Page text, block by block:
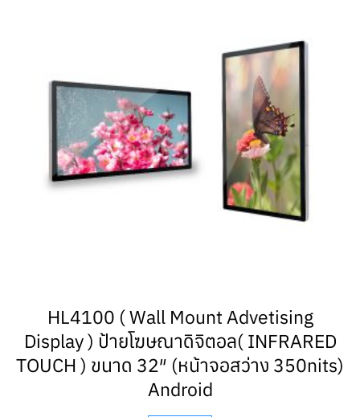
HL4100 ( Wall Mount Advetising
Display ) ป้ายโฆษณาดิจิตอล( INFRARED
TOUCH ) ขนาด 32″ (หน้าจอสว่าง 350nits)
Android